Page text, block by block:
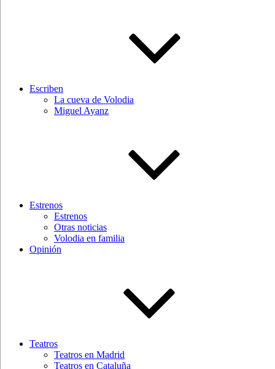
Escriben
La cueva de Volodia
Miguel Ayanz
Estrenos
Estrenos
Otras noticias
Volodia en familia
Opinión
Teatros
Teatros en Madrid
Teatros en Cataluña